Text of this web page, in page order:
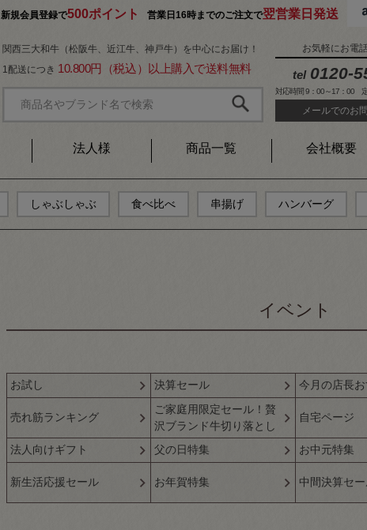
新規会員登録で500ポイント 営業日16時までのご注文で翌営業日発送
関西三大和牛（松阪牛、近江牛、神戸牛）を中心にお届け！
1配送につき 10.800円（税込）以上購入で送料無料
お気軽にお電
tel 0120-
対応時間 9：00～17：00
メールでのお
法人様 商品一覧 会社概要
しゃぶしゃぶ 食べ比べ 串揚げ ハンバーグ
イベント
お試し 決算セール 今月の店長
売れ筋ランキング
ご家庭用限定セール！贅
沢ブランド牛切り落とし
自宅ページ
法人向けギフト 父の日特集 お中元特集
新生活応援セール お年賀特集 中間決算セ